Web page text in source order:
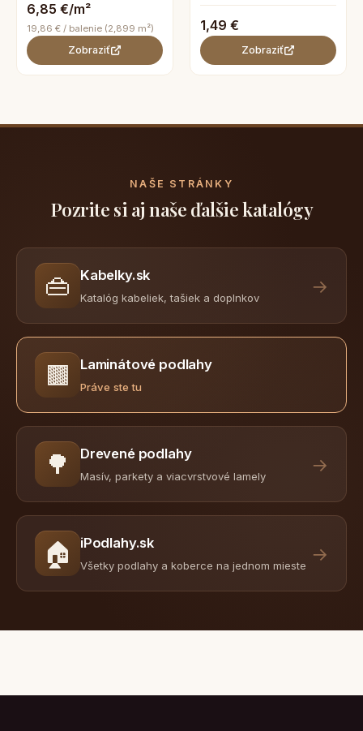
6,85 €/m²
19,86 € / balenie (2,899 m²)
Zobraziť
1,49 €
Zobraziť
NAŠE STRÁNKY
Pozrite si aj naše ďalšie katalógy
👜 Kabelky.sk
Katalóg kabeliek, tašiek a doplnkov
→
🟫 Laminátové podlahy
Práve ste tu
🌳 Drevené podlahy
Masív, parkety a viacvrstvové lamely
→
🏠 iPodlahy.sk
Všetky podlahy a koberce na jednom mieste
→